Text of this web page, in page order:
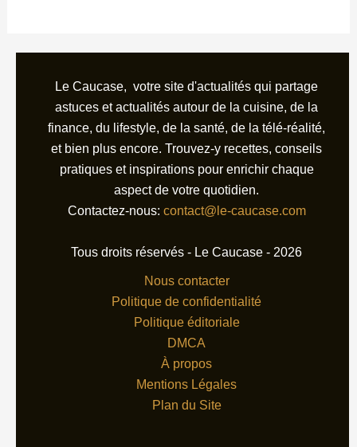
Le Caucase, votre site d'actualités qui partage
astuces et actualités autour de la cuisine, de la
finance, du lifestyle, de la santé, de la télé-réalité,
et bien plus encore. Trouvez-y recettes, conseils
pratiques et inspirations pour enrichir chaque
aspect de votre quotidien.
Contactez-nous: contact@le-caucase.com
Tous droits réservés - Le Caucase - 2026
Nous contacter
Politique de confidentialité
Politique éditoriale
DMCA
À propos
Mentions Légales
Plan du Site